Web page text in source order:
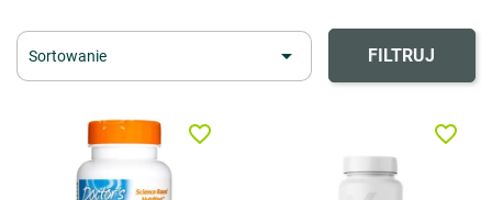
Sortowanie  FILTRUJ
favorite_border favorite_border